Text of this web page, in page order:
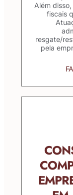
Além
fiscais
resgate/
pela